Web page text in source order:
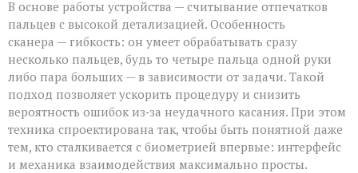
В основе работы устройства — считывание отпечатков
пальцев с высокой детализацией. Особенность
сканера — гибкость: он умеет обрабатывать сразу
несколько пальцев, будь то четыре пальца одной руки
либо пара больших — в зависимости от задачи. Такой
подход позволяет ускорить процедуру и снизить
вероятность ошибок из‑за неудачного касания. При этом
техника спроектирована так, чтобы быть понятной даже
тем, кто сталкивается с биометрией впервые: интерфейс
и механика взаимодействия максимально просты.